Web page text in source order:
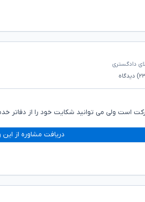
دادگستری
دیدگاه
است ولی می توانید شکایت خود را از دفاتر
دریافت مشاوره از این